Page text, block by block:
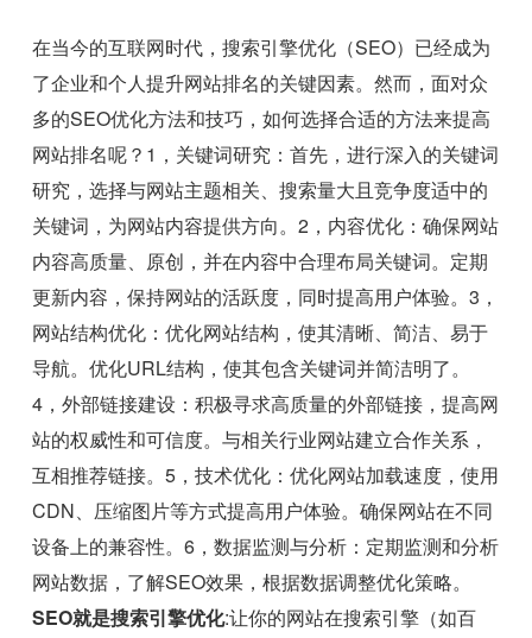
在当今的互联网时代，搜索引擎优化（SEO）已经成为
了企业和个人提升网站排名的关键因素。然而，面对众
多的SEO优化方法和技巧，如何选择合适的方法来提高
网站排名呢？1，关键词研究：首先，进行深入的关键词
研究，选择与网站主题相关、搜索量大且竞争度适中的
关键词，为网站内容提供方向。2，内容优化：确保网站
内容高质量、原创，并在内容中合理布局关键词。定期
更新内容，保持网站的活跃度，同时提高用户体验。3，
网站结构优化：优化网站结构，使其清晰、简洁、易于
导航。优化URL结构，使其包含关键词并简洁明了。
4，外部链接建设：积极寻求高质量的外部链接，提高网
站的权威性和可信度。与相关行业网站建立合作关系，
互相推荐链接。5，技术优化：优化网站加载速度，使用
CDN、压缩图片等方式提高用户体验。确保网站在不同
设备上的兼容性。6，数据监测与分析：定期监测和分析
网站数据，了解SEO效果，根据数据调整优化策略。
SEO就是搜索引擎优化:让你的网站在搜索引擎（如百